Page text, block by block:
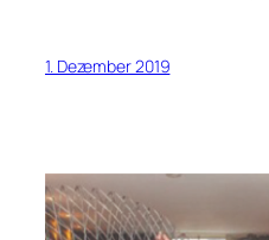
1. Dezember 2019